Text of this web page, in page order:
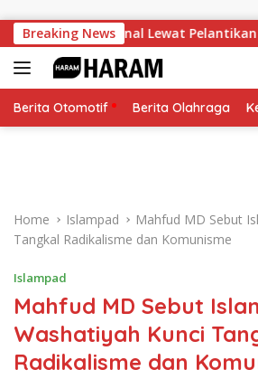
Breaking News
Nasional Lewat Pelantikan
Berita Otomotif Berita Olahraga
Home Islampad
Mahfud MD Sebut
Tangkal Radikalisme dan Komunisme
Islampad
Mahfud MD Sebut
Washatiyah Kunci
Radikalisme dan